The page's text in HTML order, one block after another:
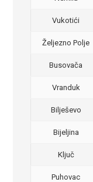
Vukotići
Željezno Polje
Busovača
Vranduk
Bilješevo
Bijeljina
Ključ
Puhovac